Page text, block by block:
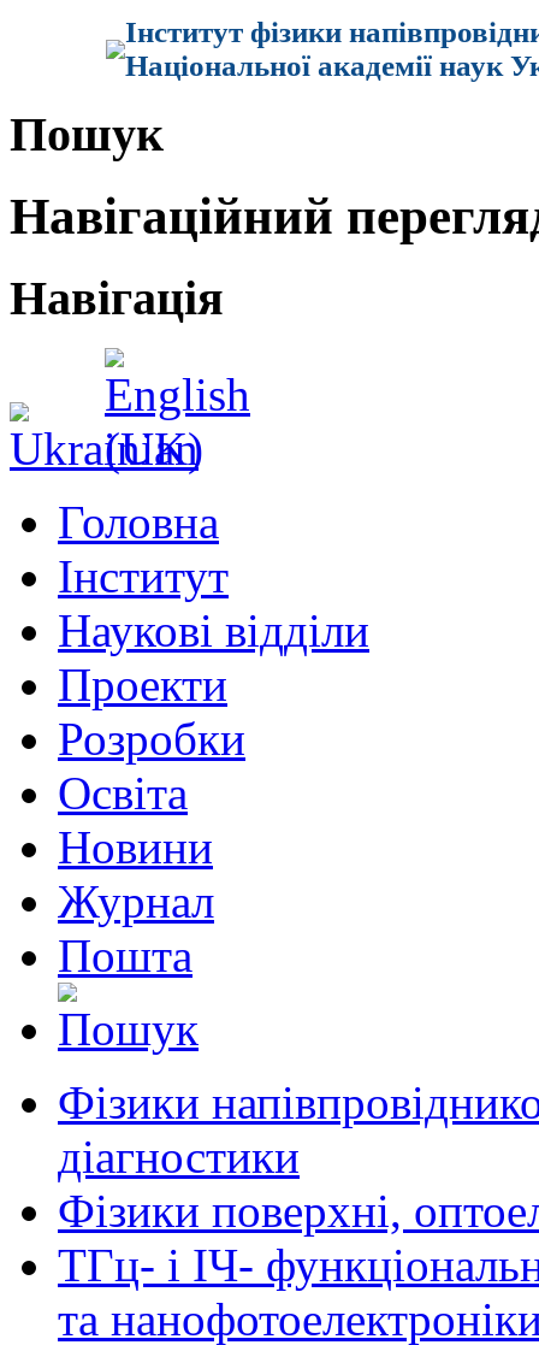
Інститут фізики
Національної академії наук
Пошук
Навігаційний
Навігація
Головна
Інститут
Наукові відділи
Проекти
Розробки
Освіта
Новини
Журнал
Пошта
Фізики
діагностики
Фізики поверхні,
ТГц- і ІЧ-
та